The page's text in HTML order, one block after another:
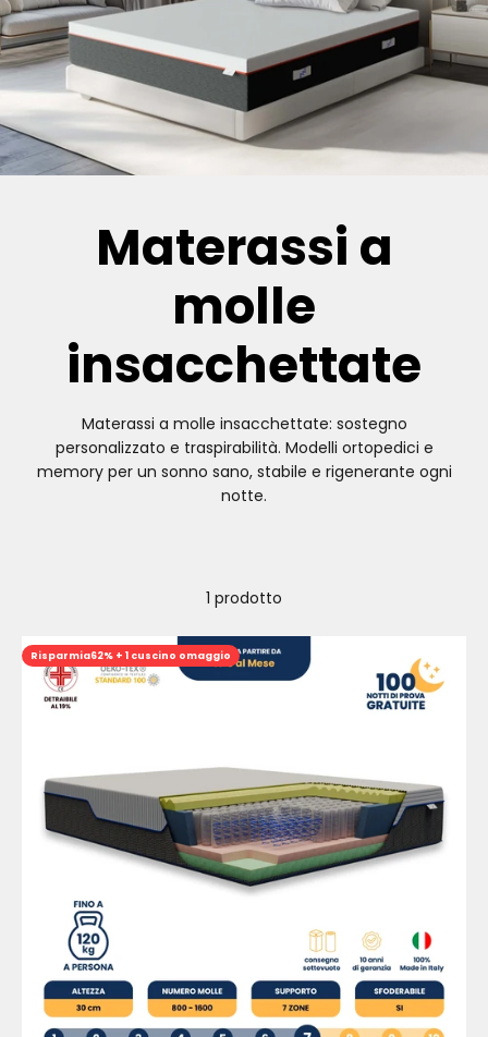
Materassi a
molle
insacchettate
Materassi a molle insacchettate: sostegno
personalizzato e traspirabilità. Modelli ortopedici e
memory per un sonno sano, stabile e rigenerante ogni
notte.
1 prodotto
Risparmia62% + 1 cuscino omaggio